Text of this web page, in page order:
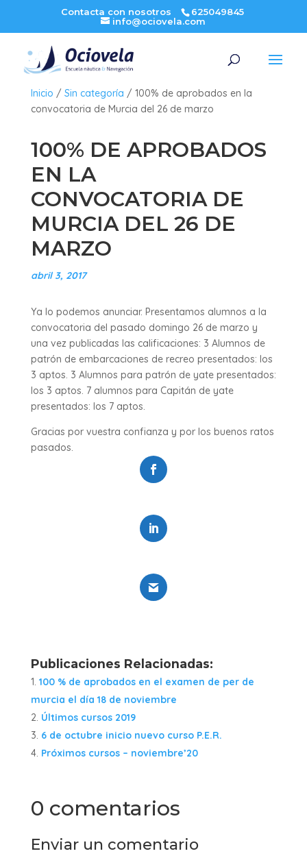
Contacta con nosotros
625049845
info@ociovela.com
Inicio / Sin categoría / 100% de aprobados en la
convocatoria de Murcia del 26 de marzo
100% DE APROBADOS
EN LA
CONVOCATORIA DE
MURCIA DEL 26 DE
MARZO
abril 3, 2017
Ya lo podemos anunciar. Presentamos alumnos a la
convocatoria del pasado domingo 26 de marzo y
una vez publicadas las calificaciones: 3 Alumnos de
patrón de embarcaciones de recreo presentados: los
3 aptos. 3 Alumnos para patrón de yate presentados:
los 3 aptos. 7 alumnos para Capitán de yate
presentados: los 7 aptos.
Gracias por vuestra confianza y por los buenos ratos
pasados.
Publicaciones Relacionadas:
100 % de aprobados en el examen de per de
murcia el día 18 de noviembre
Últimos cursos 2019
6 de octubre inicio nuevo curso P.E.R.
Próximos cursos – noviembre’20
0 comentarios
Enviar un comentario